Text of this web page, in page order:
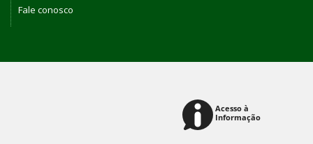
Fale conosco